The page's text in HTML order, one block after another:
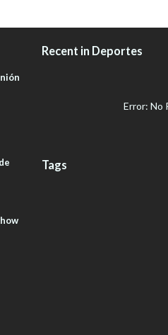
Recent in Deportes
Error: No
Tags